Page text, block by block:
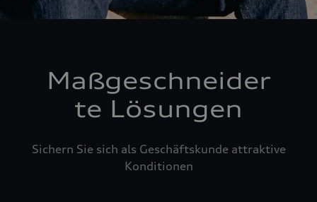
Maßgeschneider
te Lösungen
Sichern Sie sich als Geschäftskunde attraktive
Konditionen